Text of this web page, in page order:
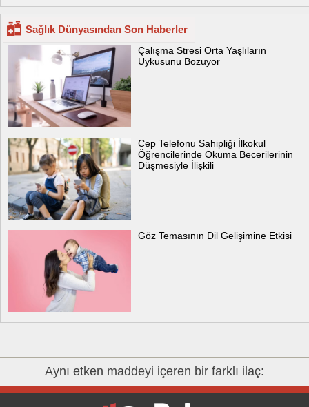
Sağlık Dünyasından Son Haberler
Çalışma Stresi Orta Yaşlıların
Uykusunu Bozuyor
Cep Telefonu Sahipliği İlkokul
Öğrencilerinde Okuma Becerilerinin
Düşmesiyle İlişkili
Göz Temasının Dil Gelişimine Etkisi
Aynı etken maddeyi içeren bir farklı ilaç: